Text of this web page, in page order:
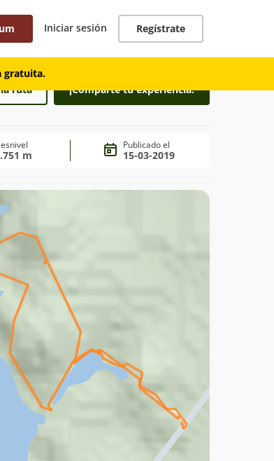
Iniciar sesión Regístrate
gratuita.
la ruta ¡Comparte tu experiencia!
m
Publicado el
15-03-2019